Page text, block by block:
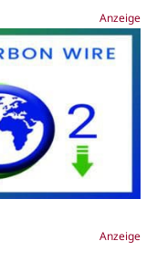
Anzeige
Anzeige